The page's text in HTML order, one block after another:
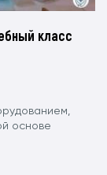
класс
основе